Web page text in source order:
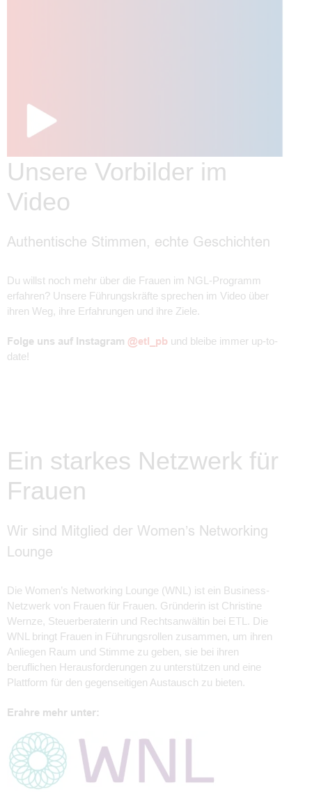
Unsere Vorbilder im
Video
Authentische Stimmen, echte Geschichten
Du willst noch mehr über die Frauen im NGL-Programm
erfahren? Unsere Führungskräfte sprechen im Video über
ihren Weg, ihre Erfahrungen und ihre Ziele.
Folge uns auf Instagram @etl_pb und bleibe immer up-to-
date!
Ein starkes Netzwerk für
Frauen
Wir sind Mitglied der Women’s Networking
Lounge
Die Women’s Networking Lounge (WNL) ist ein Business-
Netzwerk von Frauen für Frauen. Gründerin ist Christine
Wernze, Steuerberaterin und Rechtsanwältin bei ETL. Die
WNL bringt Frauen in Führungsrollen zusammen, um ihren
Anliegen Raum und Stimme zu geben, sie bei ihren
beruflichen Herausforderungen zu unterstützen und eine
Plattform für den gegenseitigen Austausch zu bieten.
Erahre mehr unter: